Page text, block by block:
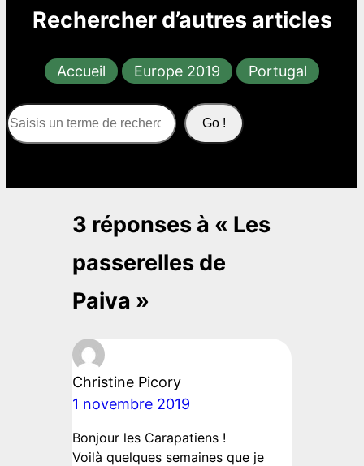
Rechercher d’autres articles
Accueil Europe 2019 Portugal
S
e
r
Go !
3 réponses à « Les
passerelles de
Paiva »
Christine Picory
1 novembre 2019
Bonjour les Carapatiens !
Voilà quelques semaines que je